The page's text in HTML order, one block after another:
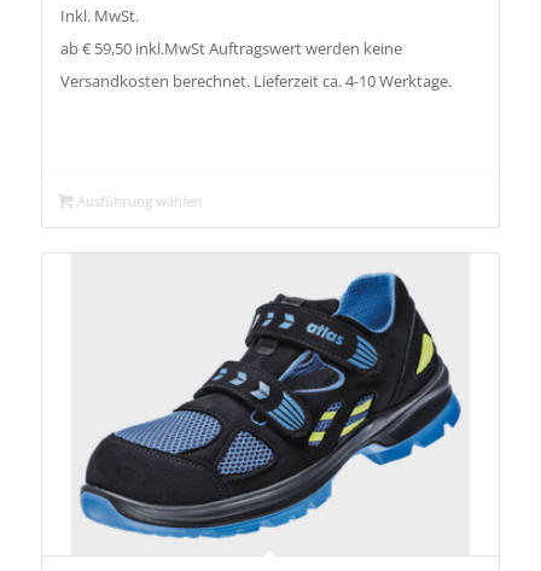
Inkl. MwSt.
ab € 59,50 inkl.MwSt Auftragswert werden keine
Versandkosten berechnet. Lieferzeit ca. 4-10 Werktage.
Ausführung wählen